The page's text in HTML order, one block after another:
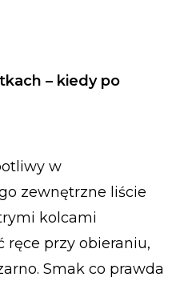
– kiedy po
w
zewnętrzne liście
kolcami
ręce przy obieraniu,
Smak co prawda